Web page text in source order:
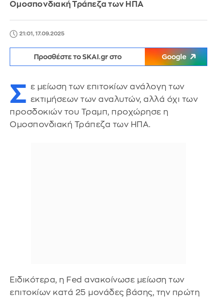
Ομοσπονδιακή Τράπεζα των ΗΠΑ
21:01, 17.09.2025
Προσθέστε το SKAI.gr στο Google
Σ ε μείωση των επιτοκίων ανάλογη των
εκτιμήσεων των αναλυτών, αλλά όχι των
προσδοκιών του Τραμπ, προχώρησε η
Ομοσπονδιακή Τράπεζα των ΗΠΑ.
Ειδικότερα, η Fed ανακοίνωσε μείωση των
επιτοκίων κατά 25 μονάδες βάσης, την πρώτη